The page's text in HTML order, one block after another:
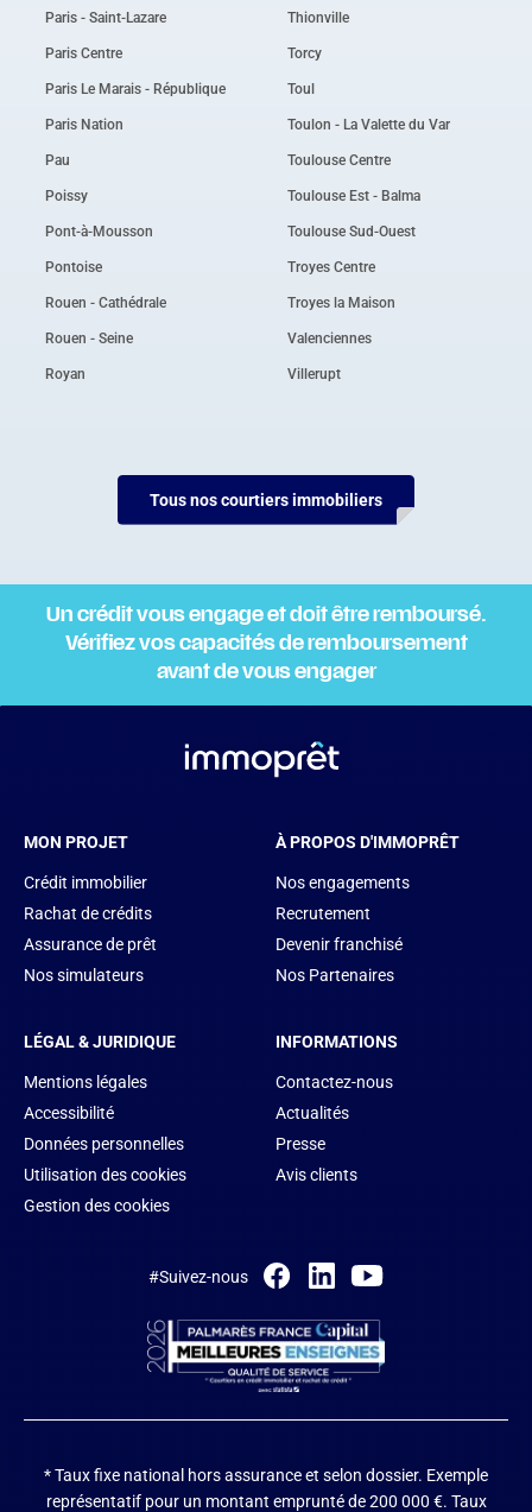
Paris - Saint-Lazare
Paris Centre
Paris Le Marais - République
Paris Nation
Pau
Poissy
Pont-à-Mousson
Pontoise
Rouen - Cathédrale
Rouen - Seine
Royan
Thionville
Torcy
Toul
Toulon - La Valette du Var
Toulouse Centre
Toulouse Est - Balma
Toulouse Sud-Ouest
Troyes Centre
Troyes la Maison
Valenciennes
Villerupt
Tous nos courtiers immobiliers
Un crédit vous engage et doit être remboursé.
Vérifiez vos capacités de remboursement
avant de vous engager
MON PROJET
Crédit immobilier
Rachat de crédits
Assurance de prêt
Nos simulateurs
À PROPOS D'IMMOPRÊT
Nos engagements
Recrutement
Devenir franchisé
Nos Partenaires
LÉGAL & JURIDIQUE
Mentions légales
Accessibilité
Données personnelles
Utilisation des cookies
Gestion des cookies
INFORMATIONS
Contactez-nous
Actualités
Presse
Avis clients
#Suivez-nous
* Taux fixe national hors assurance et selon dossier. Exemple
représentatif pour un montant emprunté de 200 000 €. Taux